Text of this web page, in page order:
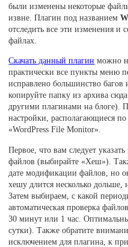
были изменены некоторые
извне. Плагин под названием
отследить все эти изменения и
файлах.
Скачать данный плагин можно
практически все пункты меню
исправлено большинство багов
копируйте папку из архива
другими плагинами на блоге).
настройки, располагающиеся
«WordPress File Monitor».
Первое, что вам следует
файлов (выбирайте «Хеш»).
дате модификации файлов, но
хешу длится несколько дольше,
Затем выбираем, с какой
автоматическая проверка
30 минут или 1 час.
сутки). Также обратите
исключением для плагина, к